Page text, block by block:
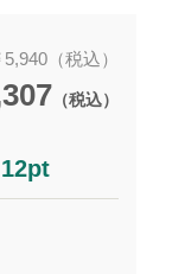
（税込）
（税込）
12pt